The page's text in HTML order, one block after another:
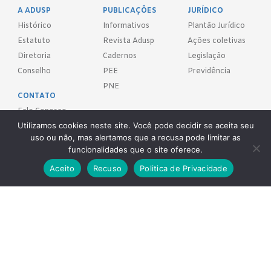
A ADUSP
Histórico
Estatuto
Diretoria
Conselho
PUBLICAÇÕES
Informativos
Revista Adusp
Cadernos
PEE
PNE
JURÍDICO
Plantão Jurídico
Ações coletivas
Legislação
Previdência
CONTATO
Fale Conosco
FILIE-SE!
REDES SOCIAIS
Utilizamos cookies neste site. Você pode decidir se aceita seu
uso ou não, mas alertamos que a recusa pode limitar as
funcionalidades que o site oferece.
Aceito
Recuso Politica de Privacidade